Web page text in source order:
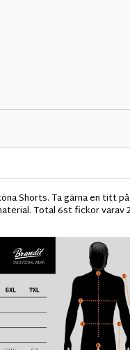
Shorts. Ta gärna en titt
Total 6st fickor